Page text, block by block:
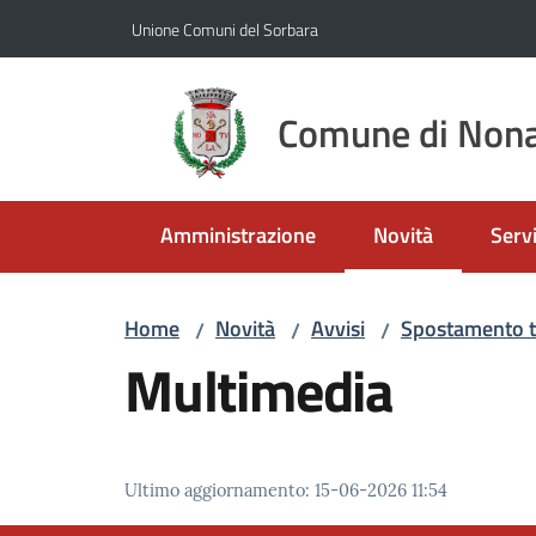
Unione Comuni del Sorbara
Comune di
Amministrazione Novità
Menu selezionato
Home / Novità / Avvisi / Spostamento
Multimedia
Ultimo aggiornamento: 15-06-2026 11:54